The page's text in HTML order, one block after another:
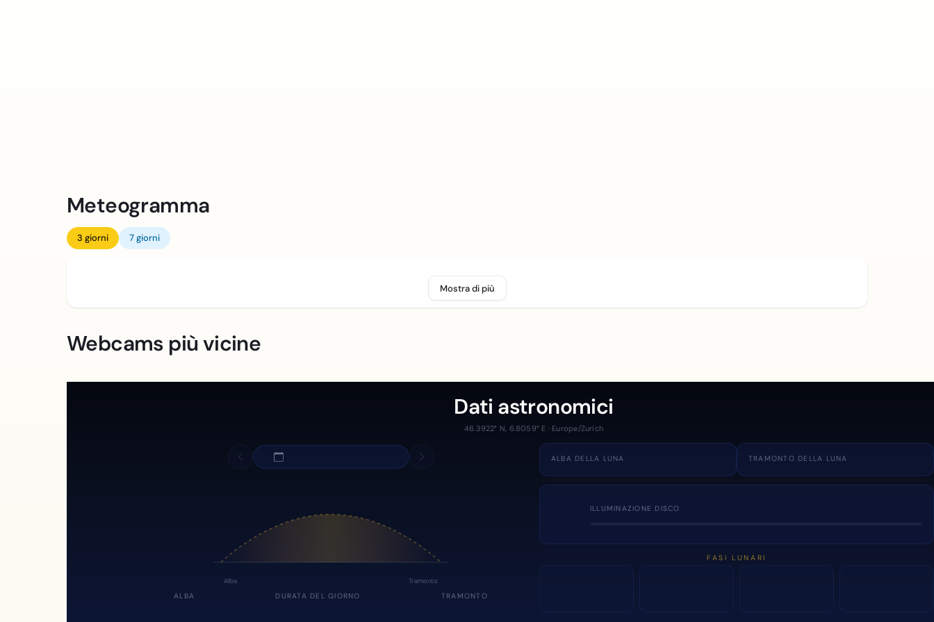
Meteogramma
3 giorni 7 giorni
Mostra di più
Webcams più vicine
Dati astronomici
46.3922° N, 6.8059° E · Europe/Zurich
Alba Tramonto
ALBA DURATA DEL GIORNO TRAMONTO
ALBA DELLA LUNA TRAMONTO DELLA LUNA
ILLUMINAZIONE DISCO
FASI LUNARI